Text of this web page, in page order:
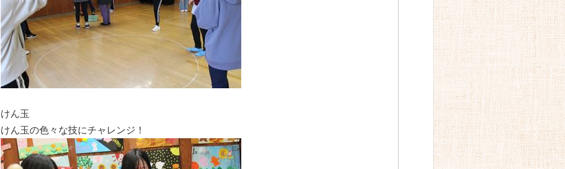
けん玉
けん玉の色々な技にチャレンジ！